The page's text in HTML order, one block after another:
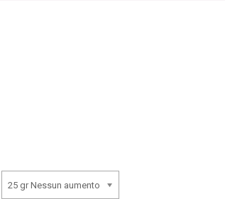
25 gr Nessun aumento